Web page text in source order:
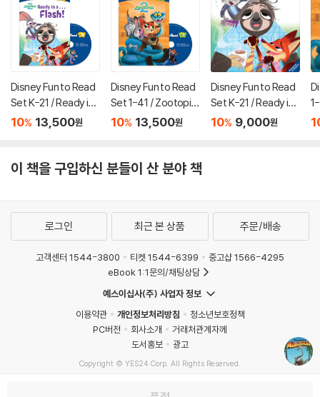
Disney Fun to Read
Set K-21 / Ready in
a Flash (Zootopia 2)
10% 13,500원
Disney Fun to Read
Set 1-41 / Zootopia
2 (Zootopia 2)
10% 13,500원
Disney Fun to Read
Set K-21 / Ready in
a Flash (Zootopia 2)
10% 9,000원
이 책을 구입하신 분들이 산 분야 책
로그인 최근 본 상품 주문/배송
고객센터 1544-3800 티켓 1544-6399
중고샵 1566-4295
eBook 1:1문의/채팅상담
예스이십사(주) 사업자 정보
이용약관
개인정보처리방침
청소년보호정책
PC버전
회사소개
거래처관계자께
도서홍보
광고
Copyright © YES24 Corp. All Rights Reserved.